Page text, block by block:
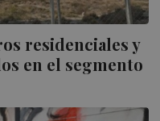
residenciales y
en el segmento